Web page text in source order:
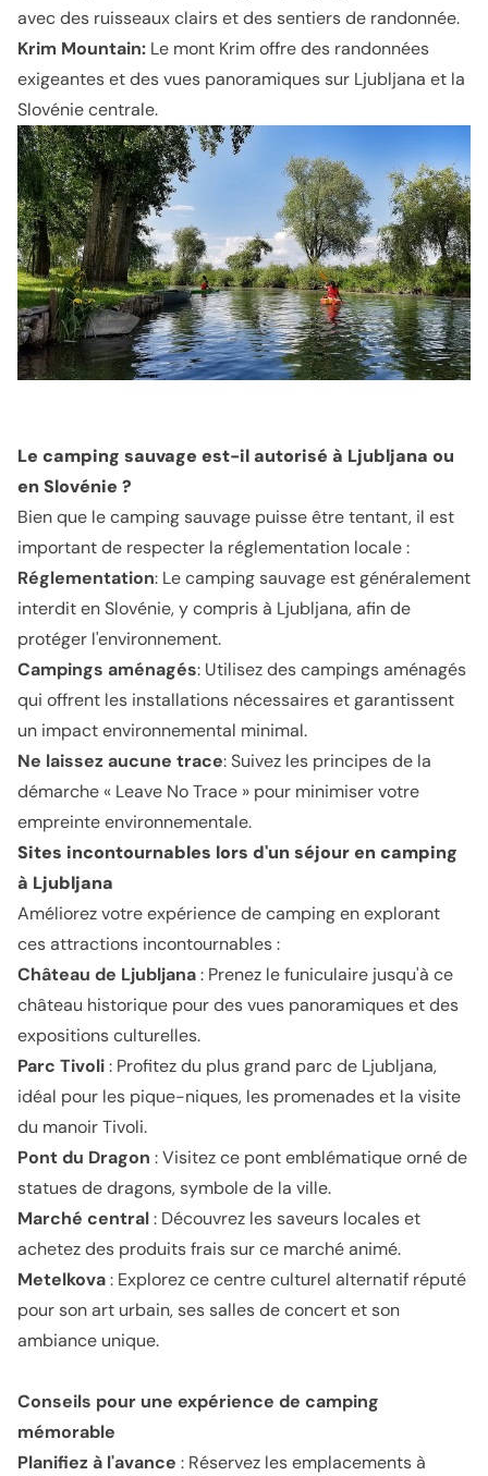
avec des ruisseaux clairs et des sentiers de randonnée.
Krim Mountain: Le mont Krim offre des randonnées
exigeantes et des vues panoramiques sur Ljubljana et la
Slovénie centrale.
Le camping sauvage est-il autorisé à Ljubljana ou
en Slovénie ?
Bien que le camping sauvage puisse être tentant, il est
important de respecter la réglementation locale :
Réglementation: Le camping sauvage est généralement
interdit en Slovénie, y compris à Ljubljana, afin de
protéger l'environnement.
Campings aménagés: Utilisez des campings aménagés
qui offrent les installations nécessaires et garantissent
un impact environnemental minimal.
Ne laissez aucune trace: Suivez les principes de la
démarche « Leave No Trace » pour minimiser votre
empreinte environnementale.
Sites incontournables lors d'un séjour en camping
à Ljubljana
Améliorez votre expérience de camping en explorant
ces attractions incontournables :
Château de Ljubljana: Prenez le funiculaire jusqu'à ce
château historique pour des vues panoramiques et des
expositions culturelles.
Parc Tivoli: Profitez du plus grand parc de Ljubljana,
idéal pour les pique-niques, les promenades et la visite
du manoir Tivoli.
Pont du Dragon : Visitez ce pont emblématique orné de
statues de dragons, symbole de la ville.
Marché central: Découvrez les saveurs locales et
achetez des produits frais sur ce marché animé.
Metelkova: Explorez ce centre culturel alternatif réputé
pour son art urbain, ses salles de concert et son
ambiance unique.
Conseils pour une expérience de camping
mémorable
Planifiez à l'avance : Réservez les emplacements à